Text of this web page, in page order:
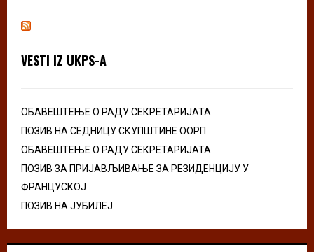
VESTI IZ UKPS-A
ОБАВЕШТЕЊЕ О РАДУ СЕКРЕТАРИЈАТА
ПОЗИВ НА СЕДНИЦУ СКУПШТИНЕ ООРП
ОБАВЕШТЕЊЕ О РАДУ СЕКРЕТАРИЈАТА
ПОЗИВ ЗА ПРИЈАВЉИВАЊЕ ЗА РЕЗИДЕНЦИЈУ У
ФРАНЦУСКОЈ
ПОЗИВ НА ЈУБИЛЕЈ